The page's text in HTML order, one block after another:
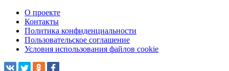
О проекте
Контакты
Политика конфиденциальности
Пользовательское соглашение
Условия использования файлов cookie